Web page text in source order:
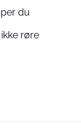
du
røre